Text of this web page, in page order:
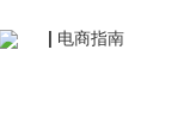
| 电商指南